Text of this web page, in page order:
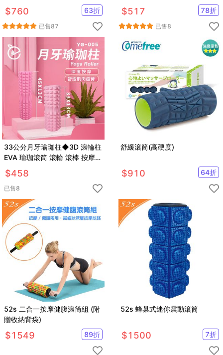
$760 63折
已售87
柱狼牙棒滾筒按摩滾筒
$517 78折
已售8
33公分月牙瑜珈柱◆3D 滾輪柱
EVA 瑜珈滾筒 滾輪 滾棒 按摩棒
紓壓 狼牙棒
$458
已售8
舒緩滾筒(高硬度)
$910 64折
52s 二合一按摩健腹滾筒組 (附
贈收納背袋)
$1549 89折
52s 蜂巢式迷你震動滾筒
$1500 7折